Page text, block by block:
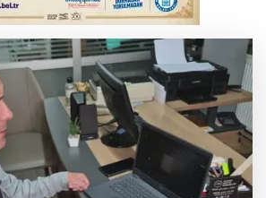
Folcarelli ameliyat oldu